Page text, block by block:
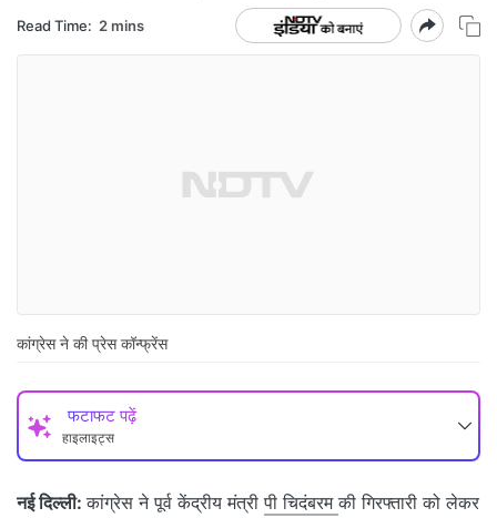
Read Time: 2 mins
कांग्रेस ने की प्रेस कॉन्फ्रेंस
फटाफट पढ़ें
हाइलाइट्स
नई दिल्ली: कांग्रेस ने पूर्व केंद्रीय मंत्रीपी चिदंबरमकी गिरफ्तारी को लेकर